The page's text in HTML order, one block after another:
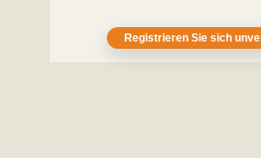
Registrieren Sie sich